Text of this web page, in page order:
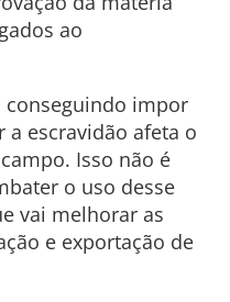
ao
conseguindo impor
escravidão afeta o
Isso não é
o uso desse
vai melhorar as
e exportação de